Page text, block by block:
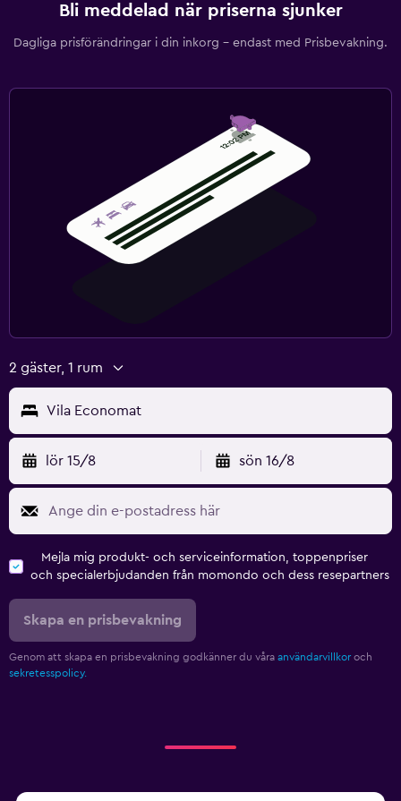
Bli meddelad när priserna sjunker
Dagliga prisförändringar i din inkorg – endast med Prisbevakning.
2 gäster, 1 rum
Vila Economat
lör 15/8 sön 16/8
Mejla mig produkt- och serviceinformation, toppenpriser
och specialerbjudanden från momondo och dess resepartners
Skapa en prisbevakning
Genom att skapa en prisbevakning godkänner du våra användarvillkor och
sekretesspolicy.